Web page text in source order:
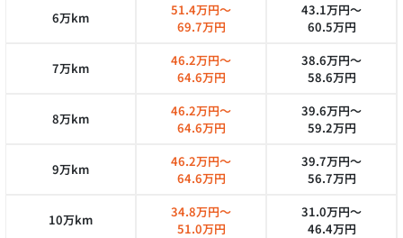
6万km
51.4万円～
69.7万円
43.1万円～
60.5万円
7万km
46.2万円～
64.6万円
38.6万円～
58.6万円
8万km
46.2万円～
64.6万円
39.6万円～
59.2万円
9万km
46.2万円～
64.6万円
39.7万円～
56.7万円
10万km
34.8万円～
51.0万円
31.0万円～
46.4万円